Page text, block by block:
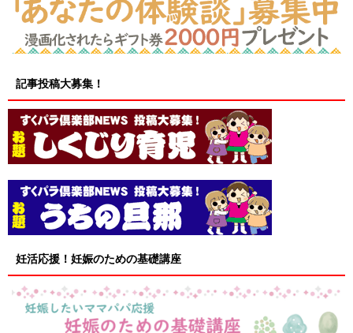
記事投稿大募集！
妊活応援！妊娠のための基礎講座